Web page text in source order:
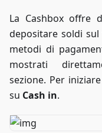
La Cashbox offre
depositare soldi
metodi di
mostrati
sezione. Per
su Cash in.